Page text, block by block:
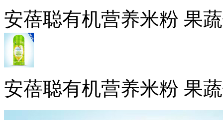
安蓓聪有机营养米粉 果
安蓓聪有机营养米粉 果